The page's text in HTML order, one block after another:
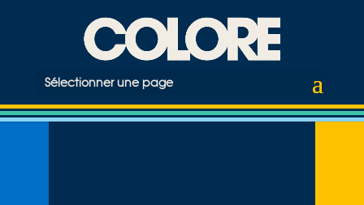
Sélectionner une page